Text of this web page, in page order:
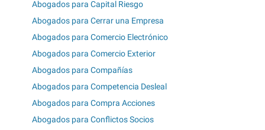
Abogados para Capital Riesgo
Abogados para Cerrar una Empresa
Abogados para Comercio Electrónico
Abogados para Comercio Exterior
Abogados para Compañías
Abogados para Competencia Desleal
Abogados para Compra Acciones
Abogados para Conflictos Socios